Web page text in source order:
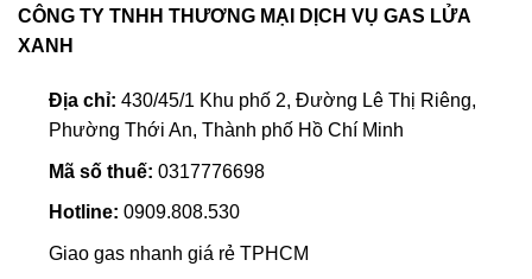
CÔNG TY TNHH THƯƠNG MẠI DỊCH VỤ GAS LỬA
XANH
Địa chỉ: 430/45/1 Khu phố 2, Đường Lê Thị Riêng,
Phường Thới An, Thành phố Hồ Chí Minh
Mã số thuế: 0317776698
Hotline: 0909.808.530
Giao gas nhanh giá rẻ TPHCM